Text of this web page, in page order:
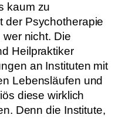
kaum zu
der Psychotherapie
nicht. Die
Heilpraktiker
an Instituten mit
Lebensläufen und
diese wirklich
Denn die Institute,